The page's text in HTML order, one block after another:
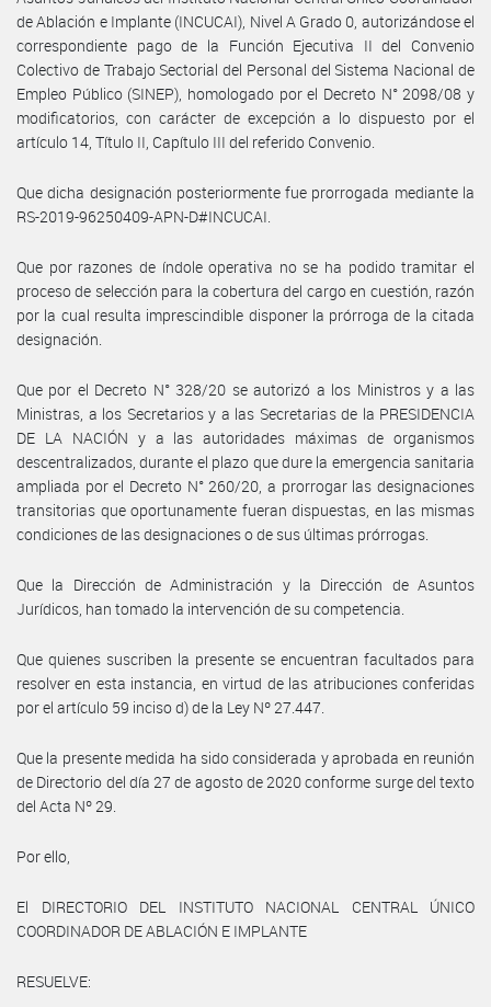
de Ablación e Implante (INCUCAI), Nivel A Grado 0, autorizándose el
correspondiente pago de la Función Ejecutiva II del Convenio
Colectivo de Trabajo Sectorial del Personal del Sistema Nacional de
Empleo Público (SINEP), homologado por el Decreto N° 2098/08 y
modificatorios, con carácter de excepción a lo dispuesto por el
artículo 14, Título II, Capítulo III del referido Convenio.
Que dicha designación posteriormente fue prorrogada mediante la
RS-2019-96250409-APN-D#INCUCAI.
Que por razones de índole operativa no se ha podido tramitar el
proceso de selección para la cobertura del cargo en cuestión, razón
por la cual resulta imprescindible disponer la prórroga de la citada
designación.
Que por el Decreto N° 328/20 se autorizó a los Ministros y a las
Ministras, a los Secretarios y a las Secretarias de la PRESIDENCIA
DE LA NACIÓN y a las autoridades máximas de organismos
descentralizados, durante el plazo que dure la emergencia sanitaria
ampliada por el Decreto N° 260/20, a prorrogar las designaciones
transitorias que oportunamente fueran dispuestas, en las mismas
condiciones de las designaciones o de sus últimas prórrogas.
Que la Dirección de Administración y la Dirección de Asuntos
Jurídicos, han tomado la intervención de su competencia.
Que quienes suscriben la presente se encuentran facultados para
resolver en esta instancia, en virtud de las atribuciones conferidas
por el artículo 59 inciso d) de la Ley Nº 27.447.
Que la presente medida ha sido considerada y aprobada en reunión
de Directorio del día 27 de agosto de 2020 conforme surge del texto
del Acta Nº 29.
Por ello,
El DIRECTORIO DEL INSTITUTO NACIONAL CENTRAL ÚNICO
COORDINADOR DE ABLACIÓN E IMPLANTE
RESUELVE: